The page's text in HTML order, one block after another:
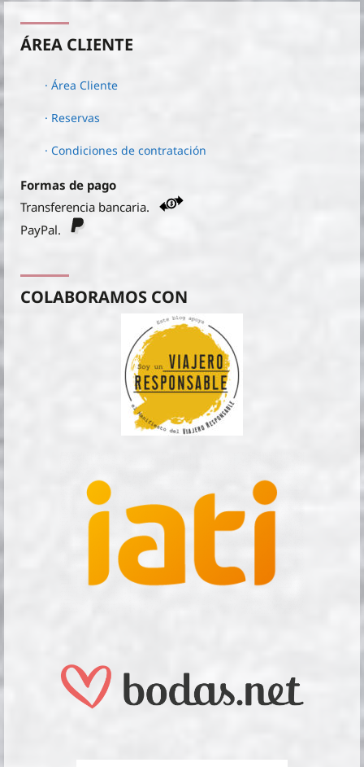
ÁREA CLIENTE
· Área Cliente
· Reservas
· Condiciones de contratación
Formas de pago
Transferencia bancaria.
PayPal.
COLABORAMOS CON